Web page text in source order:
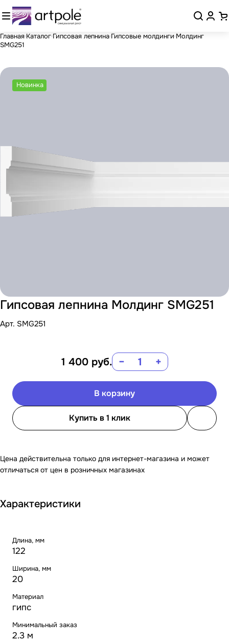
Главная Каталог Гипсовая лепнина Гипсовые молдинги Молдинг
SMG251
Новинка
Гипсовая лепнина Молдинг SMG251
Арт. SMG251
1 400 руб. − +
В корзину
Купить в 1 клик
Цена действительна только для интернет-магазина и может
отличаться от цен в розничных магазинах
Характеристики
Длина, мм
122
Ширина, мм
20
Материал
гипс
Минимальный заказ
2.3 м